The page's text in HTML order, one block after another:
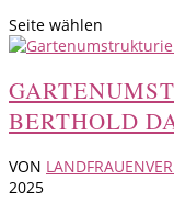
Seite wählen
BERTHOLD
VON
2025